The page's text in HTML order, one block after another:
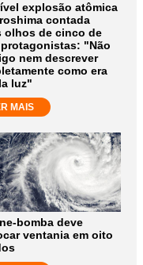
explosão atômica
contada
olhos de cinco de
"Não
nem descrever
como era
luz"
MAIS
bomba deve
ventania em oito